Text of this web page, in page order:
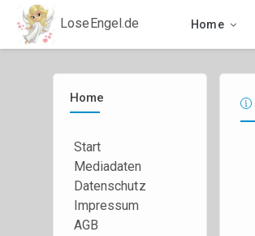
LoseEngel.de Home
Home
Start
Mediadaten
Datenschutz
Impressum
AGB